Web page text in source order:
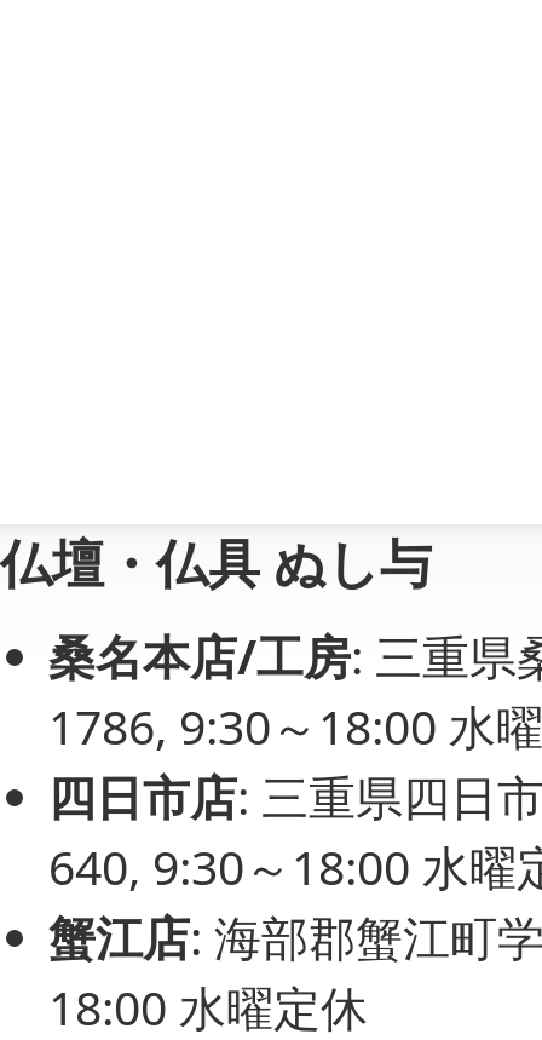
仏壇・仏具 ぬし与
桑名本店/工房: 三重県
1786, 9:30～18:00 水
四日市店: 三重県四日
640, 9:30～18:00 水曜
蟹江店: 海部郡蟹江町
18:00 水曜定休